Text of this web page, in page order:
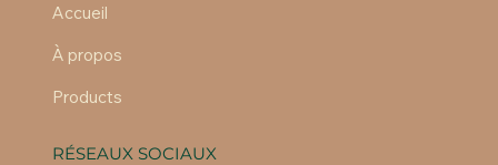
Accueil
À propos
Products
RÉSEAUX SOCIAUX